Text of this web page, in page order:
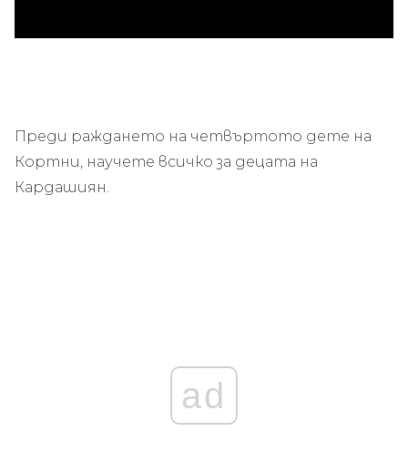
Преди раждането на четвъртото дете на
Кортни, научете всичко за децата на
Кардашиян.
ad